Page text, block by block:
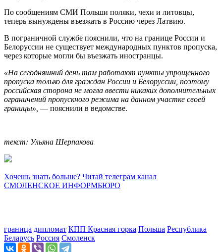
По сообщениям СМИ Польши поляки, чехи и литовцы,
теперь вынуждены въезжать в Россию через Латвию.
В пограничной службе пояснили, что на границе России и
Белоруссии не существует международных пунктов пропуска,
через которые могли бы въезжать иностранцы.
«На сегодняшний день там работают пункты упрощенного
пропуска только для граждан России и Белоруссии, поэтому
российская сторона не могла ввести никаких дополнительных
ограничений пропускного режима на данном участке своей
границы», — пояснили в ведомстве.
текст: Ульяна Шерпакова
Хочешь знать больше? Читай телеграм канал
СМОЛЕНСКОЕ ИНФОРМБЮРО
граница дипломат КПП Красная горка Польша Республика
Беларусь Россия Смоленск